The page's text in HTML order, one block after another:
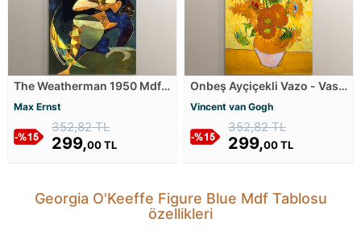
The Weatherman 1950 Mdf
Max Ernst
352,82 TL
299,00 TL
Onbeş Ayçiçekli Vazo - Vase
with Fifteen Sunflowers Mdf
Tablosu
Vincent van Gogh
352,82 TL
299,00 TL
Georgia O'Keeffe Figure Blue Mdf Tablosu
özellikleri